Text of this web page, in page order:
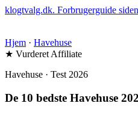
klogtvalg.dk. Forbrugerguide
Hjem · Havehuse
★ Vurderet Affiliate
Havehuse · Test 2026
De 10 bedste Havehuse